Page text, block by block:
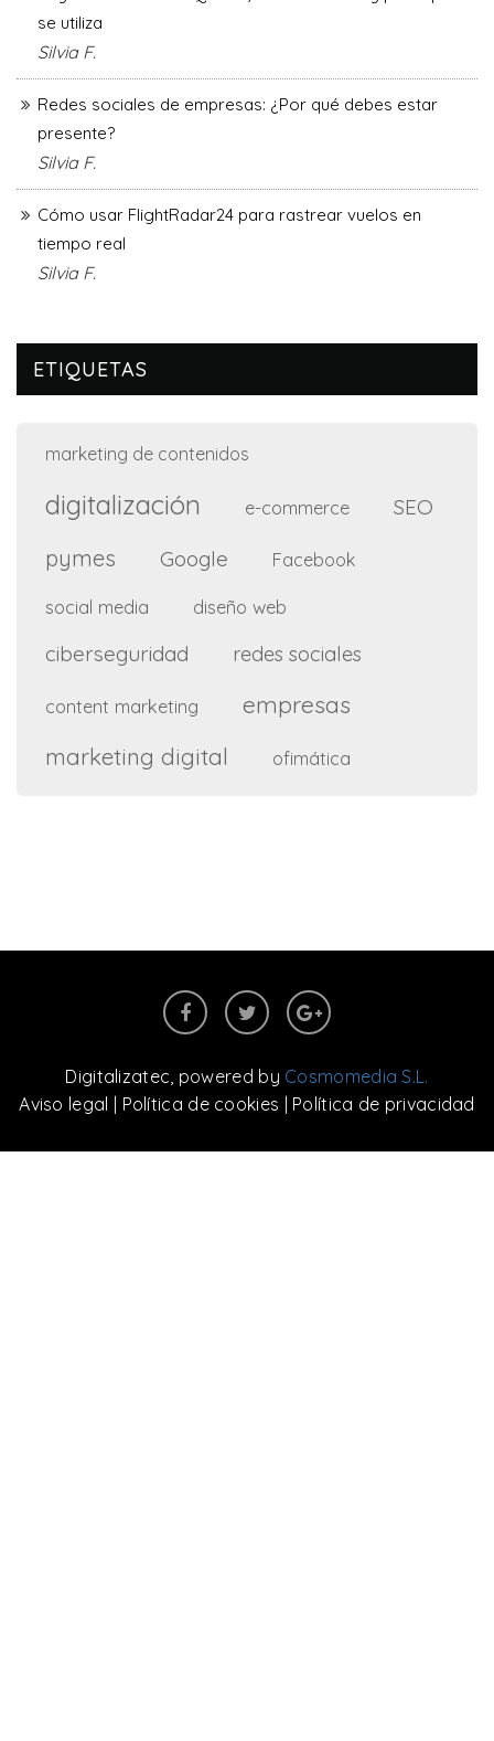
se utiliza
Silvia F.
Redes sociales de empresas: ¿Por qué debes estar
presente?
Silvia F.
Cómo usar FlightRadar24 para rastrear vuelos en
tiempo real
Silvia F.
ETIQUETAS
marketing de contenidos
digitalización e-commerce SEO
pymes Google Facebook
social media diseño web
ciberseguridad redes sociales
content marketing
empresas
marketing digital
ofimática
Digitalizatec, powered by Cosmomedia S.L.
Aviso legal
Política de cookies Política de privacidad